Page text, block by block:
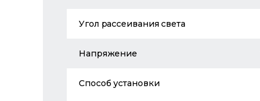
Угол рассеивания света
Напряжение
Способ установки